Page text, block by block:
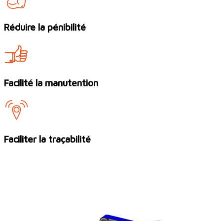
Réduire la pénibilité
Facilité la manutention
Faciliter la traçabilité